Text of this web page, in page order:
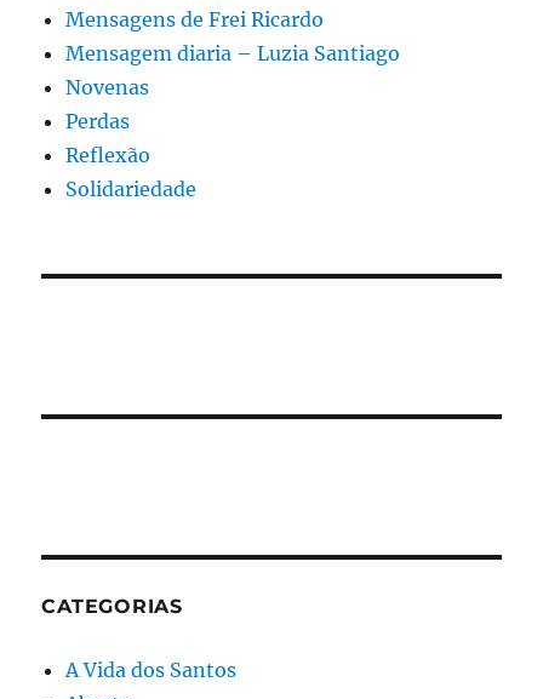
Mensagens de Frei Ricardo
Mensagem diaria – Luzia Santiago
Novenas
Perdas
Reflexão
Solidariedade
CATEGORIAS
A Vida dos Santos